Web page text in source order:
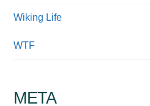
Wiking Life
WTF
META